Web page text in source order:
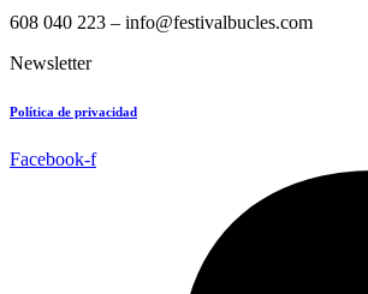
608 040 223 – info@festivalbucles.com
Newsletter
Política de privacidad
Facebook-f